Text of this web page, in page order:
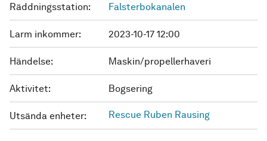
Räddningsstation: Falsterbokanalen
Larm inkommer: 2023-10-17 12:00
Händelse: Maskin/propellerhaveri
Aktivitet: Bogsering
Utsända enheter: Rescue Ruben Rausing